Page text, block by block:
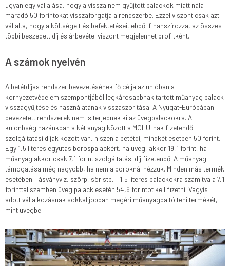
ugyan egy vállalása, hogy a vissza nem gyűjtött palackok miatt nála
maradó 50 forintokat visszaforgatja a rendszerbe. Ezzel viszont csak azt
vállalta, hogy a költségeit és befektetéseit ebből finanszírozza, az összes
többi beszedett díj és árbevétel viszont megjelenhet profitként.
A számok nyelvén
A betétdíjas rendszer bevezetésének fő célja az unióban a
környezetvédelem szempontjából legkárosabbnak tartott műanyag palack
visszagyűjtése és használatának visszaszorítása. A Nyugat-Európában
bevezetett rendszerek nem is terjednek ki az üvegpalackokra. A
különbség hazánkban a két anyag között a MOHU-nak fizetendő
szolgáltatási díjak között van, hiszen a betétdíj mindkét esetben 50 forint.
Egy 1,5 literes egyutas borospalackért, ha üveg, akkor 19,1 forint, ha
műanyag akkor csak 7,1 forint szolgáltatási díj fizetendő. A műanyag
támogatása még nagyobb, ha nem a boroknál nézzük. Minden más termék
esetében – ásványvíz, szörp, sör stb. – 1,5 literes palackokra számítva a 7,1
forinttal szemben üveg palack esetén 54,6 forintot kell fizetni. Vagyis
adott vállalkozásnak sokkal jobban megéri műanyagba tölteni termékét,
mint üvegbe.